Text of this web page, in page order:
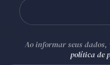
Ao informar seus dados,
política de